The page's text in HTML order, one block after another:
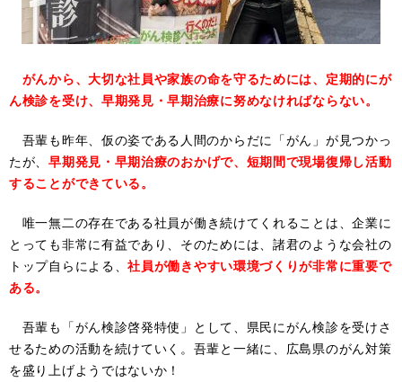
がんから、大切な社員や家族の命を守るためには、定期的にが
ん検診を受け、早期発見・早期治療に努めなければならない。
吾輩も昨年、仮の姿である人間のからだに「がん」が見つかっ
たが、早期発見・早期治療のおかげで、短期間で現場復帰し活動
することができている。
唯一無二の存在である社員が働き続けてくれることは、企業に
とっても非常に有益であり、そのためには、諸君のような会社の
トップ自らによる、社員が働きやすい環境づくりが非常に重要で
ある。
吾輩も「がん検診啓発特使」として、県民にがん検診を受けさ
せるための活動を続けていく。吾輩と一緒に、広島県のがん対策
を盛り上げようではないか！​